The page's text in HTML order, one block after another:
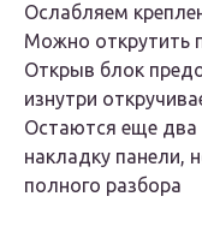
Ослабляем
Можно открутить
Открыв блок
изнутри
Остаются еще два
накладку панели,
полного разбора